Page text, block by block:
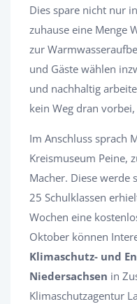
Dies spare nicht nur
zuhause eine Menge
zur
und Gäste wählen
und nachhaltig
kein Weg dran
Im Anschluss sprach
Kreismuseum Peine,
Macher. Diese werde
25 Schulklassen
Wochen eine
Oktober können
Klimaschutz- und
Niedersachsen in
Klimaschutzagentur